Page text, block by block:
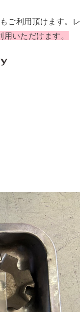
ご利用頂けます。レ
いただけます。